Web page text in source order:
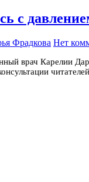
с
Фрадкова Нет
врач Карелии